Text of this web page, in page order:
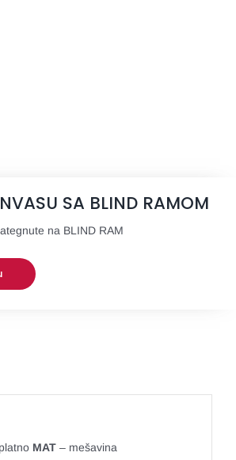
SA BLIND RAMOM
na BLIND RAM
MAT– mešavina